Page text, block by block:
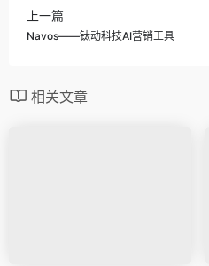
上一篇
Navos——钛动科技AI营销工具
相关文章